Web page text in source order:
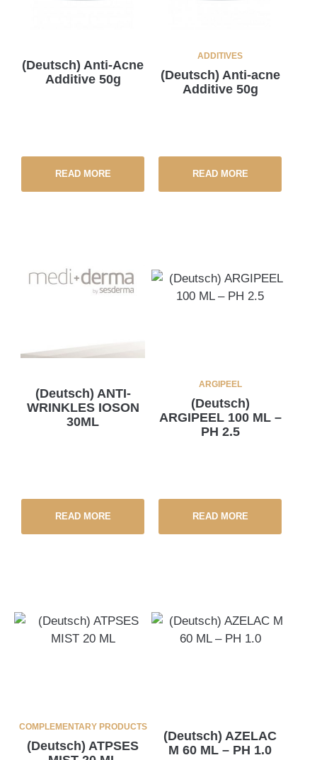
(Deutsch) Anti-Acne
Additive 50g
READ MORE
ADDITIVES
(Deutsch) Anti-acne
Additive 50g
READ MORE
(Deutsch) ANTI-
WRINKLES IOSON
30ML
READ MORE
ARGIPEEL
(Deutsch)
ARGIPEEL 100 ML –
PH 2.5
READ MORE
COMPLEMENTARY PRODUCTS
(Deutsch) ATPSES
(Deutsch) AZELAC
M 60 ML – PH 1.0